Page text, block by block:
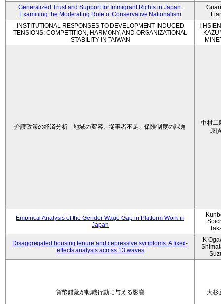
Generalized Trust and Support for Immigrant Rights in Japan:
Examining the Moderating Role of Conservative Nationalism
INSTITUTIONAL RESPONSES TO DEVELOPMENT-INDUCED
TENSIONS: COMPETITION, HARMONY, AND ORGANIZATIONAL
STABILITY IN TAIWAN
I-
介護政策の経済分析 地域の変容、従事者不足、保険制度の課題
中村二
原
Empirical Analysis of the Gender Wage Gap in Platform Work in
Japan
Disaggregated housing tenure and depressive symptoms: A fixed-
effects analysis across 13 waves
K
貨幣錯覚が転職行動に与える影響 大杉